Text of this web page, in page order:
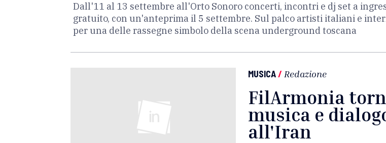
Dall'11 al 13 settembre all'Orto Sonoro concerti, incontri e dj set a
gratuito, con un'anteprima il 5 settembre. Sul palco artisti italiani e
per una delle rassegne simbolo della scena underground toscana
MUSICA/ Redazione
FilArmonia
musica e
all'Iran